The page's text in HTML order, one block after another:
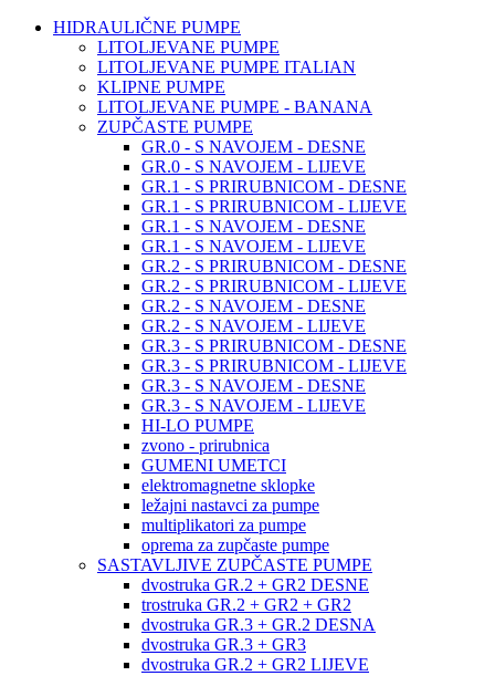
HIDRAULIČNE PUMPE
LITOLJEVANE PUMPE
LITOLJEVANE PUMPE ITALIAN
KLIPNE PUMPE
LITOLJEVANE PUMPE - BANANA
ZUPČASTE PUMPE
GR.0 - S NAVOJEM - DESNE
GR.0 - S NAVOJEM - LIJEVE
GR.1 - S PRIRUBNICOM - DESNE
GR.1 - S PRIRUBNICOM - LIJEVE
GR.1 - S NAVOJEM - DESNE
GR.1 - S NAVOJEM - LIJEVE
GR.2 - S PRIRUBNICOM - DESNE
GR.2 - S PRIRUBNICOM - LIJEVE
GR.2 - S NAVOJEM - DESNE
GR.2 - S NAVOJEM - LIJEVE
GR.3 - S PRIRUBNICOM - DESNE
GR.3 - S PRIRUBNICOM - LIJEVE
GR.3 - S NAVOJEM - DESNE
GR.3 - S NAVOJEM - LIJEVE
HI-LO PUMPE
zvono - prirubnica
GUMENI UMETCI
elektromagnetne sklopke
ležajni nastavci za pumpe
multiplikatori za pumpe
oprema za zupčaste pumpe
SASTAVLJIVE ZUPČASTE PUMPE
dvostruka GR.2 + GR2 DESNE
trostruka GR.2 + GR2 + GR2
dvostruka GR.3 + GR.2 DESNA
dvostruka GR.3 + GR3
dvostruka GR.2 + GR2 LIJEVE